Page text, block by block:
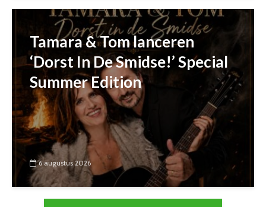
Tamara & Tom lanceren
‘Dorst In De Smidse!’ Special
Summer Edition
6 augustus 2026